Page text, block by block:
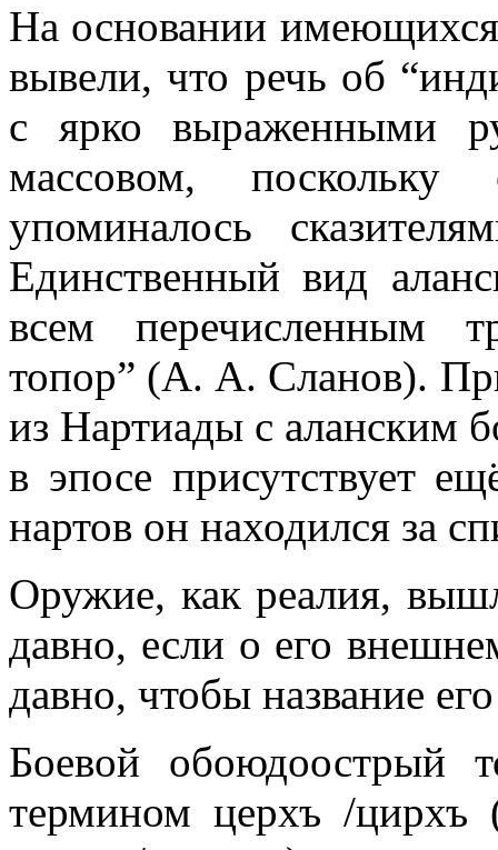
На основании
вывели, что речь об
с ярко выраженными
массовом,
упоминалось
Единственный вид
всем перечисленным
топор” (А. А. Сланов).
из Нартиады с аланским
в эпосе присутствует
нартов он находился за
Оружие, как реалия,
давно, если о его
давно, чтобы название
Боевой обоюдоострый
термином церхъ /цирхъ